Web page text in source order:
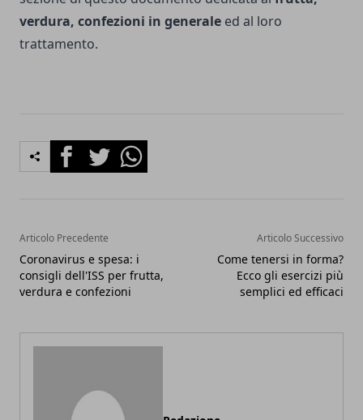
verdura, confezioni in generale ed al loro
trattamento.
FacebookTwitterWhatsapp
Articolo Precedente
Coronavirus e spesa: i
consigli dell'ISS per frutta,
verdura e confezioni
Articolo Successivo
Come tenersi in forma?
Ecco gli esercizi più
semplici ed efficaci